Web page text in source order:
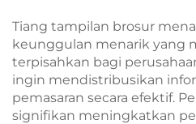
Tiang tampilan brosur
keunggulan menarik yang
terpisahkan bagi
ingin mendistribusikan
pemasaran secara efektif.
signifikan meningkatkan